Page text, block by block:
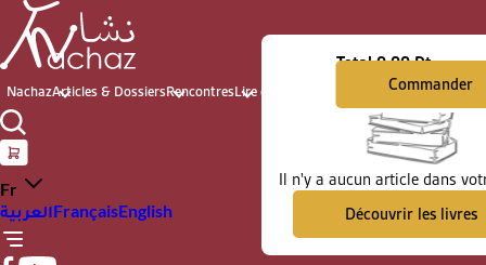
NachazArticles & DossiersRencontresLire et voir Archives du présent
Il n'y a aucun article dans
Découvrir les livres
Total 0.00 Dt
Commander
Fr
العربيةFrançaisEnglish